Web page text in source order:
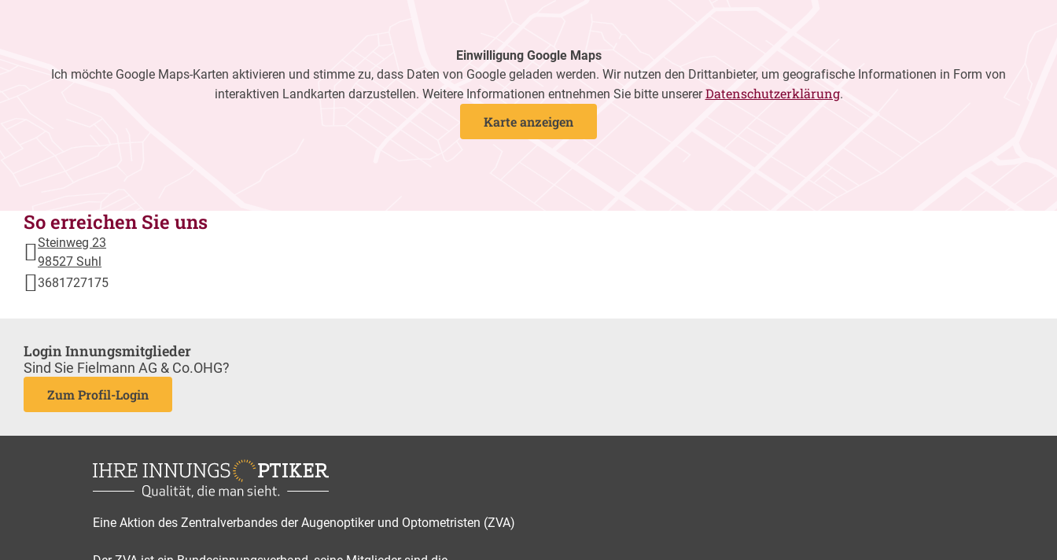
Einwilligung Google Maps
Ich möchte Google Maps-Karten aktivieren und stimme zu, dass Daten von Google geladen werden. Wir nutzen den Drittanbieter, um geografische Informationen in Form von
interaktiven Landkarten darzustellen. Weitere Informationen entnehmen Sie bitte unsererDatenschutzerklärung.
Karte anzeigen
So erreichen Sie uns
Steinweg 23
98527 Suhl
3681727175
Login Innungsmitglieder
Sind Sie Fielmann AG & Co.OHG?
Zum Profil-Login
Eine Aktion des Zentralverbandes der Augenoptiker und Optometristen (ZVA)